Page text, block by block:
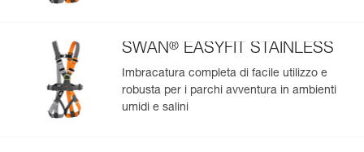
Codice : A030AA03
Garanzia : 3 anni
Confezione : 1
Codice : A030AA04
Colore(i) : rosso
Visualizza lo storico di un prodotto dalla sua data di
produzione.
Per saperne di più
SWAN® EASYFIT STAINLESS
Imbracatura completa di facile utilizzo e
robusta per i parchi avventura in ambienti
umidi e salini